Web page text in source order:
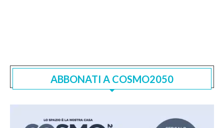
ABBONATI A COSMO2050